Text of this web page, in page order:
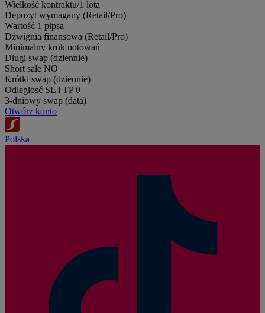
Wielkość kontraktu/1 lota
Depozyt wymagany (Retail/Pro)
Wartość 1 pipsa
Dźwignia finansowa (Retail/Pro)
Minimalny krok notowań
Długi swap (dziennie)
Short sale NO
Krótki swap (dziennie)
Odległosć SL i TP 0
3-dniowy swap (data)
Otwórz konto
Polska